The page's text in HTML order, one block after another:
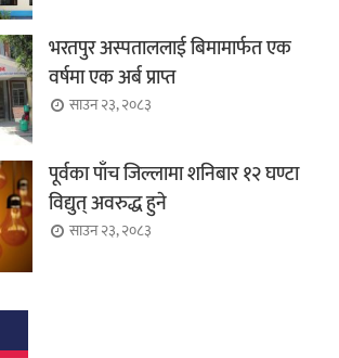
भरतपुर अस्पताललाई बिमामार्फत एक
वर्षमा एक अर्ब प्राप्त
साउन २३, २०८३
पूर्वका पाँच जिल्लामा शनिबार १२ घण्टा
विद्युत् अवरुद्ध हुने
साउन २३, २०८३